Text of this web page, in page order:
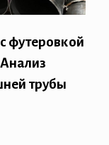
футеровкой
трубы